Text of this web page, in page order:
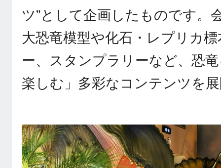
ツ”として企画したものです。
大恐竜模型や化石・レプリカ
ー、スタンプラリーなど、恐
楽しむ」多彩なコンテンツを